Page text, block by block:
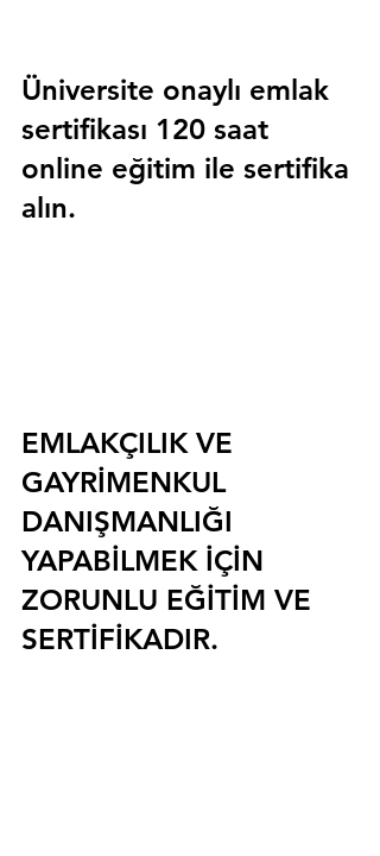
Üniversite onaylı emlak
sertifikası 120 saat
online eğitim ile sertifika
alın.
EMLAKÇILIK VE
GAYRİMENKUL
DANIŞMANLIĞI
YAPABİLMEK İÇİN
ZORUNLU EĞİTİM VE
SERTİFİKADIR.